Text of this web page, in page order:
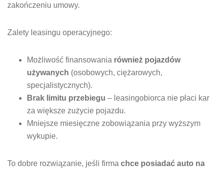
zakończeniu umowy.
Zalety leasingu operacyjnego:
Możliwość finansowania również pojazdów
używanych (osobowych, ciężarowych,
specjalistycznych).
Brak limitu przebiegu – leasingobiorca nie płaci kar
za większe zużycie pojazdu.
Mniejsze miesięczne zobowiązania przy wyższym
wykupie.
To dobre rozwiązanie, jeśli firma chce posiadać auto na